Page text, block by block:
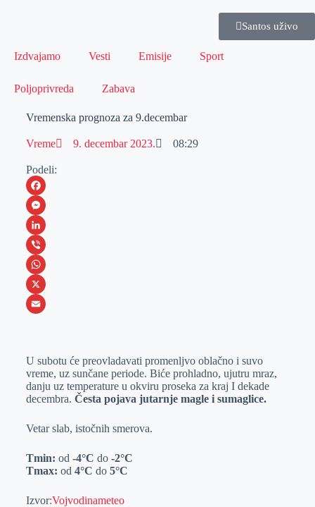
Santos uživo
Izdvajamo Vesti Emisije Sport
Poljoprivreda Zabava
Vremenska prognoza za 9.decembar
Vreme 9. decembar 2023. 08:29
Podeli:
F
a
c
e
b
o
M
e
s
s
e
e
r
L
i
n
k
I
n
V
i
b
W
h
s
A
p
p
X
a
i
l
U subotu će preovladavati promenljvo oblačno i suvo
vreme, uz sunčane periode. Biće prohladno, ujutru mraz,
danju uz temperature u okviru proseka za kraj I dekade
decembra. Česta pojava jutarnje magle i sumaglice.
Vetar slab, istočnih smerova.
Tmin: od -4°C do -2°C
Tmax: od 4°C do 5°C
Izvor:Vojvodinameteo